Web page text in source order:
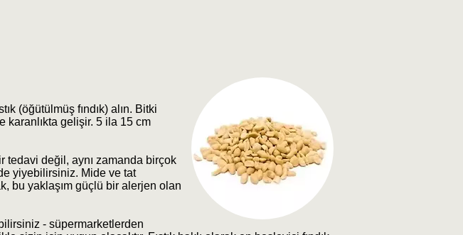
(öğütülmüş fındık) alın. Bitki
karanlıkta gelişir. 5 ila 15 cm
tedavi değil, aynı zamanda birçok
yiyebilirsiniz. Mide ve tat
bu yaklaşım güçlü bir alerjen olan
- süpermarketlerden